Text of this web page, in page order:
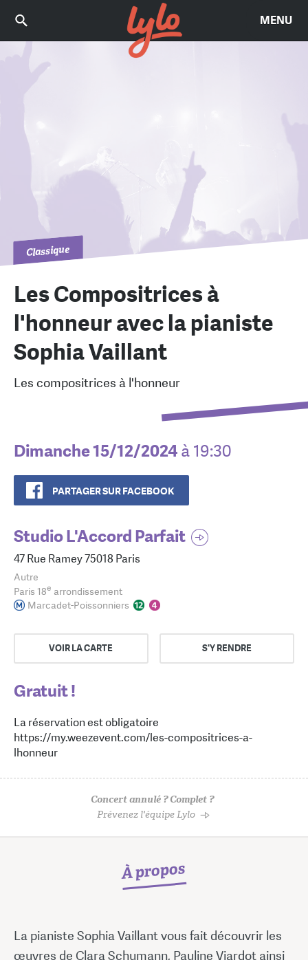
MENU
Classique
Les Compositrices à
l'honneur avec la pianiste
Sophia Vaillant
Les compositrices à l'honneur
Dimanche 15/12/2024 à 19:30
PARTAGER SUR FACEBOOK
Studio L'Accord Parfait
47 Rue Ramey 75018 Paris
Autre
Paris 18e arrondissement
Marcadet-Poissonniers
VOIR LA CARTE S'Y RENDRE
Gratuit !
La réservation est obligatoire
https://my.weezevent.com/les-compositrices-a-
lhonneur
Concert annulé ? Complet ?
Prévenez l'équipe Lylo
À propos
La pianiste Sophia Vaillant vous fait découvrir les
œuvres de Clara Schumann, Pauline Viardot ainsi